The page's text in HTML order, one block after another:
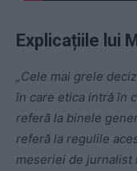
Explicațiile lui
„Cele mai grele
în care etica intră în
referă la binele
referă la regulile
meseriei de jurnalist